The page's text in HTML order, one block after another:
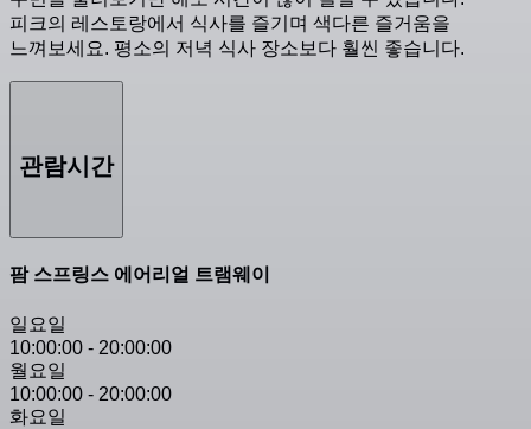
피크의 레스토랑에서 식사를 즐기며 색다른 즐거움을
느껴보세요. 평소의 저녁 식사 장소보다 훨씬 좋습니다.
관람시간
팜 스프링스 에어리얼 트램웨이
일요일
10:00:00 - 20:00:00
월요일
10:00:00 - 20:00:00
화요일